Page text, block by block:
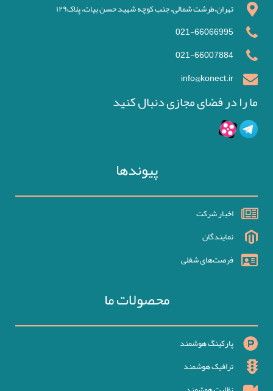
تهران،طرشت شمالی، جنب کوچه شهید حسن بیات، پلاک۱۲۹
021-66066995
021-66007884
info@konect.ir
ما را در فضای مجازی دنبال کنید
پیوندها
اخبار شرکت
نمایندگان
فرصت‌های شغلی
محصولات ما
پارکینگ هوشمند
ترافیک هوشمند